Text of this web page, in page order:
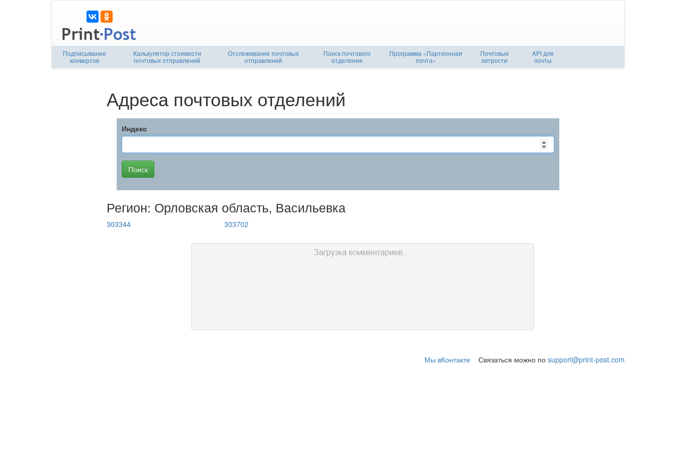
Подписывание
конвертов
Калькулятор стоимости
почтовых отправлений
Отслеживание почтовых
отправлений
Поиск почтового
отделения
Программа «Партионная
почта»
Почтовые
хитрости
API для
почты
Адреса почтовых отделений
Индекс
Регион: Орловская область, Васильевка
303344 303702
Мы вКонтакте Связаться можно по support@print-post.com